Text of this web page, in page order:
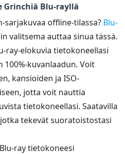
Grinchiä Blu-rayllä
sarjakuvaa offline-tilassa? Blu-
valitsema auttaa sinua tässä.
ray-elokuvia tietokoneellasi
100%-kuvanlaadun. Voit
kansioiden ja ISO-
jotta voit nauttia
tietokoneellasi. Saatavilla
tekevät suoratoistostasi
ray tietokoneesi